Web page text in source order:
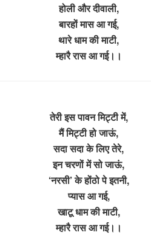
होली और दीवाली,
बारहों मास आ गई,
थारे धाम की माटी,
म्हारै रास आ गई।।
तेरी इस पावन मिट्टी में,
मैं मिट्टी हो जाऊं,
सदा सदा के लिए तेरे,
इन चरणों में सो जाऊं,
‘नरसी’ के होंठो पे इतनी,
प्यास आ गई,
खाटू धाम की माटी,
म्हारै रास आ गई।।